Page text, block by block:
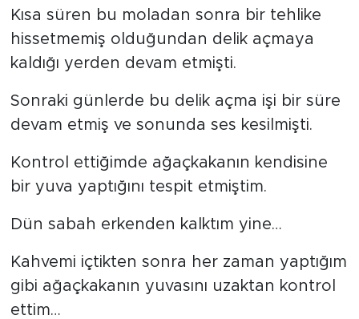
Kısa süren bu moladan sonra bir tehlike
hissetmemiş olduğundan delik açmaya
kaldığı yerden devam etmişti.
Sonraki günlerde bu delik açma işi bir süre
devam etmiş ve sonunda ses kesilmişti.
Kontrol ettiğimde ağaçkakanın kendisine
bir yuva yaptığını tespit etmiştim.
Dün sabah erkenden kalktım yine…
Kahvemi içtikten sonra her zaman yaptığım
gibi ağaçkakanın yuvasını uzaktan kontrol
ettim…